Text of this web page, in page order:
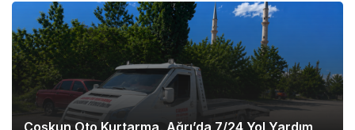
Coşkun Oto Kurtarma, Ağrı’da 7/24 Yol Yardım